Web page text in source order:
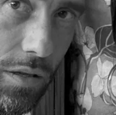
MUSIKA